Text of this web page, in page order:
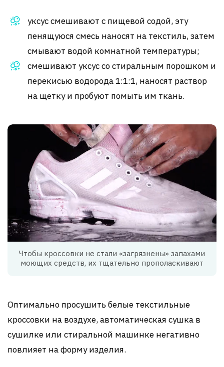
уксус смешивают с пищевой содой, эту
пенящуюся смесь наносят на текстиль, затем
смывают водой комнатной температуры;
смешивают уксус со стиральным порошком и
перекисью водорода 1:1:1, наносят раствор
на щетку и пробуют помыть им ткань.
Чтобы кроссовки не стали «загрязнены» запахами
моющих средств, их тщательно прополаскивают
Оптимально просушить белые текстильные
кроссовки на воздухе, автоматическая сушка в
сушилке или стиральной машинке негативно
повлияет на форму изделия.